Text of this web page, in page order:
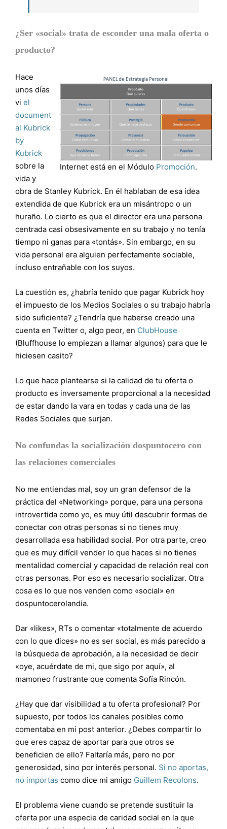
¿Ser «social» trata de esconder una mala oferta o
producto?
Internet está en el Módulo Promoción.
Hace
unos días
vi el
document
al Kubrick
by
Kubrick
sobre la
vida y
obra de Stanley Kubrick. En él hablaban de esa idea
extendida de que Kubrick era un misántropo o un
huraño. Lo cierto es que el director era una persona
centrada casi obsesivamente en su trabajo y no tenía
tiempo ni ganas para «tontás». Sin embargo, en su
vida personal era alguien perfectamente sociable,
incluso entrañable con los suyos.
La cuestión es, ¿habría tenido que pagar Kubrick hoy
el impuesto de los Medios Sociales o su trabajo habría
sido suficiente? ¿Tendría que haberse creado una
cuenta en Twitter o, algo peor, en ClubHouse
(Bluffhouse lo empiezan a llamar algunos) para que le
hiciesen casito?
Lo que hace plantearse si la calidad de tu oferta o
producto es inversamente proporcional a la necesidad
de estar dando la vara en todas y cada una de las
Redes Sociales que surjan.
No confundas la socialización dospuntocero con
las relaciones comerciales
No me entiendas mal, soy un gran defensor de la
práctica del «Networking» porque, para una persona
introvertida como yo, es muy útil descubrir formas de
conectar con otras personas si no tienes muy
desarrollada esa habilidad social. Por otra parte, creo
que es muy difícil vender lo que haces si no tienes
mentalidad comercial y capacidad de relación real con
otras personas. Por eso es necesario socializar. Otra
cosa es lo que nos venden como «social» en
dospuntocerolandia.
Dar «likes», RTs o comentar «totalmente de acuerdo
con lo que dices» no es ser social, es más parecido a
la búsqueda de aprobación, a la necesidad de decir
«oye, acuérdate de mi, que sigo por aquí», al
mamoneo frustrante que comenta Sofía Rincón.
¿Hay que dar visibilidad a tu oferta profesional? Por
supuesto, por todos los canales posibles como
comentaba en mi post anterior. ¿Debes compartir lo
que eres capaz de aportar para que otros se
beneficien de ello? Faltaría más, pero no por
generosidad, sino por interés personal. Si no aportas,
no importas como dice mi amigo Guillem Recolons.
El problema viene cuando se pretende sustituir la
oferta por una especie de caridad social en la que